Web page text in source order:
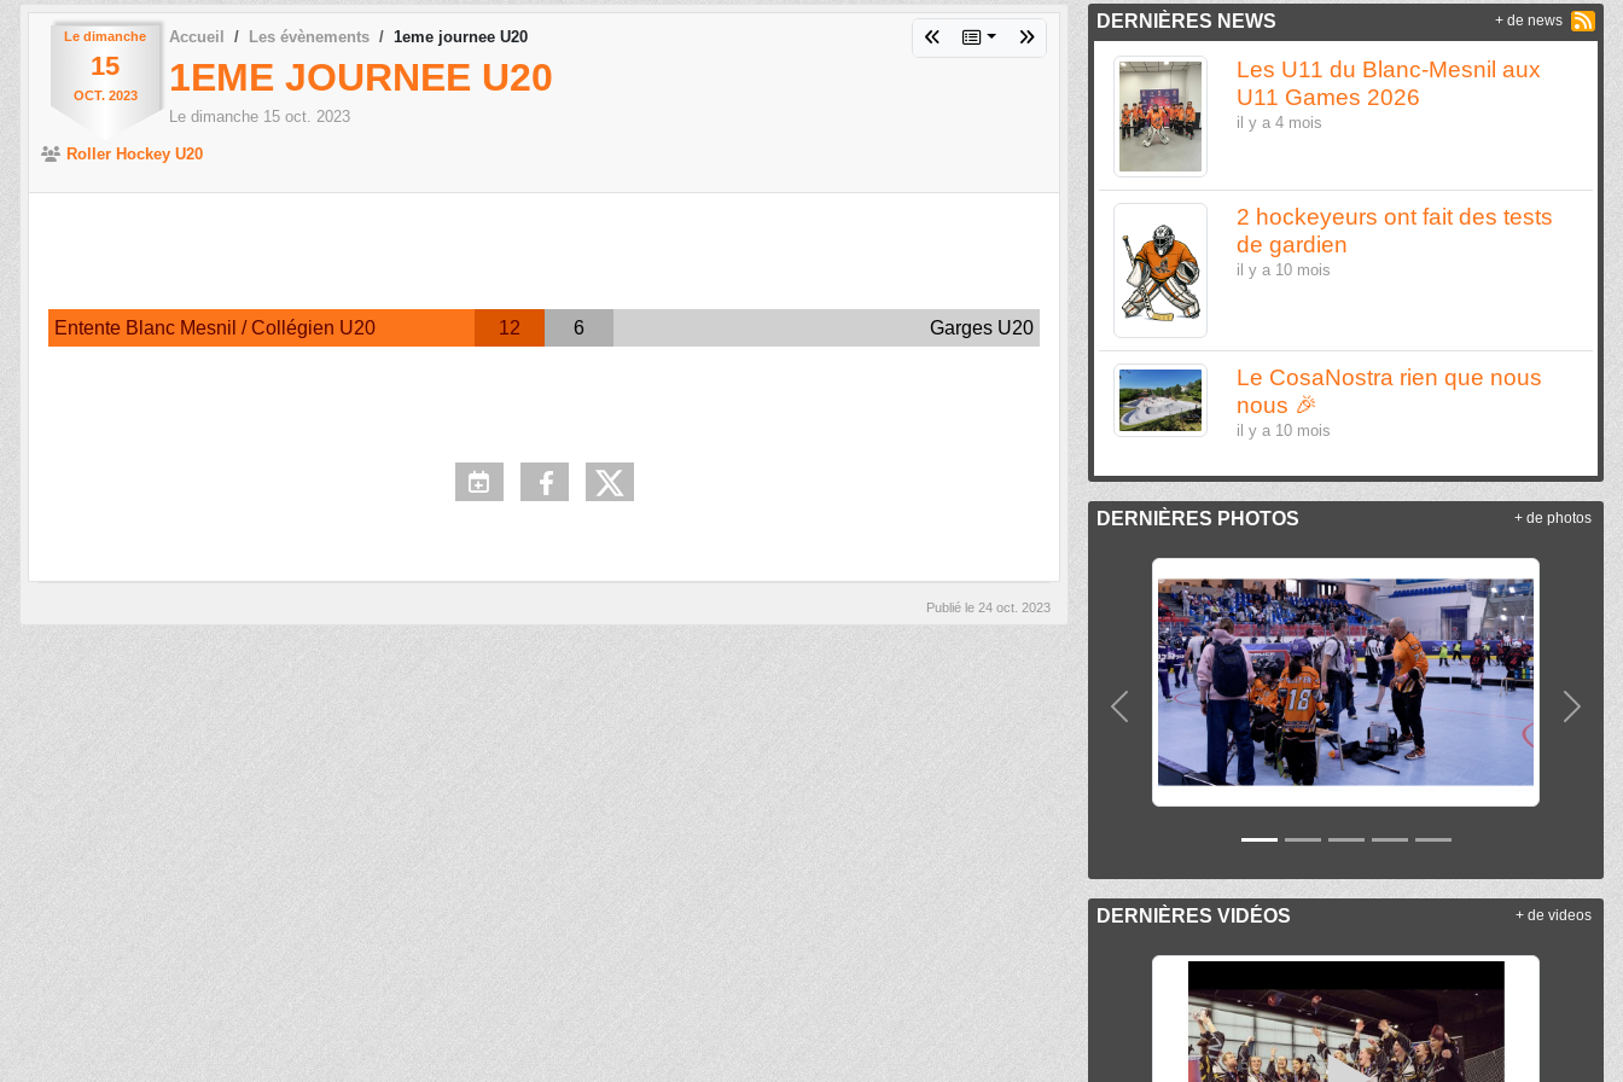
Le dimanche
15
OCT. 2023
Accueil Les évènements 1eme journee U20
1EME JOURNEE U20
Le dimanche 15 oct. 2023
Roller Hockey U20
Entente Blanc Mesnil / Collégien U20 12 6 Garges U20
Publié le 24 oct. 2023
DERNIÈRES NEWS
Les U11 du Blanc-Mesnil aux
U11 Games 2026
il y a 4 mois
2 hockeyeurs ont fait des tests
de gardien
il y a 10 mois
Le CosaNostra rien que nous
nous 🎉
il y a 10 mois
+ de news
DERNIÈRES PHOTOS
Précedent
+ de photos
DERNIÈRES VIDÉOS + de videos